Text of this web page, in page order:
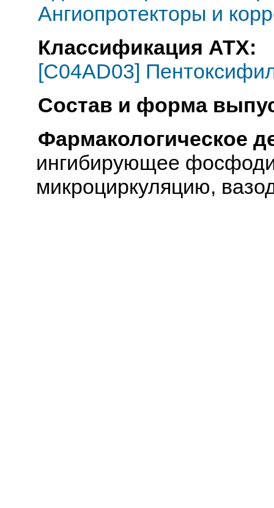
Ангиопротекторы и
Классификация АТХ:
[C04AD03]
Состав и форма
Фармакологическое
ингибирующее
микроциркуляцию,